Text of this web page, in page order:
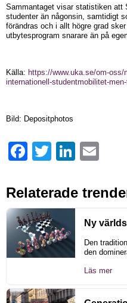
Sammantaget visar statistiken att
studenter än någonsin, samtidigt
förändras och i allt högre grad
utbytesprogram snarare än på
Källa: https://www.uka.se/om-oss/
internationell-studentmobilitet-
Bild: Depositphotos
FacebookTwitter LinkedIn
Relaterade
Ny
Den
den
Läs mer